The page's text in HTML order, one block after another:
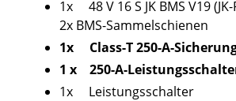
1x 48 V 16 S JK BMS V19 (JK-
2x BMS-Sammelschienen
1x Class-T 250-A-
1 x 250-A-
1x Leistungsschalter